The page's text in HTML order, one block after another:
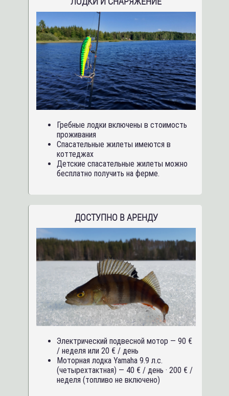
Гребные лодки включены в стоимость
проживания
Спасательные жилеты имеются в
коттеджах
Детские спасательные жилеты можно
бесплатно получить на ферме.
ДОСТУПНО В АРЕНДУ
Электрический подвесной мотор — 90 €
/ неделя или 20 € / день
Моторная лодка Yamaha 9.9 л.с.
(четырехтактная) — 40 € / день · 200 € /
неделя (топливо не включено)